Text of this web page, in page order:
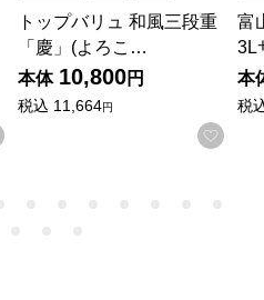
お気に入りに登録する
トップバリュ 和風三段重
「慶」(よろこ…
本体 10,800円
税込 11,664円
お気
富
3L
本
税